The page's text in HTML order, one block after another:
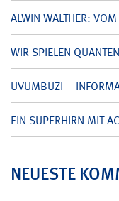
ALWIN WALTHER:
WIR SPIELEN
UVUMBUZI –
EIN SUPERHIRN MIT
NEUESTE